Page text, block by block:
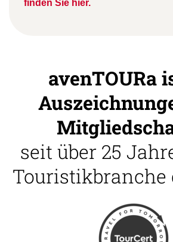
finden Sie hier.
avenTOURa
seit über 25
Touristikbranche